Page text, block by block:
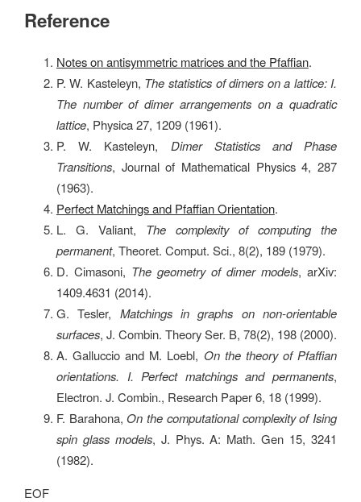
Reference
Notes on antisymmetric matrices and the Pfaffian.
P. W. Kasteleyn, The statistics of dimers on a lattice: I.
The number of dimer arrangements on a quadratic
lattice, Physica 27, 1209 (1961).
P. W. Kasteleyn, Dimer Statistics and Phase
Transitions, Journal of Mathematical Physics 4, 287
(1963).
Perfect Matchings and Pfaffian Orientation.
L. G. Valiant, The complexity of computing the
permanent, Theoret. Comput. Sci., 8(2), 189 (1979).
D. Cimasoni, The geometry of dimer models, arXiv:
1409.4631 (2014).
G. Tesler, Matchings in graphs on non-orientable
surfaces, J. Combin. Theory Ser. B, 78(2), 198 (2000).
A. Galluccio and M. Loebl, On the theory of Pfaffian
orientations. I. Perfect matchings and permanents,
Electron. J. Combin., Research Paper 6, 18 (1999).
F. Barahona, On the computational complexity of Ising
spin glass models, J. Phys. A: Math. Gen 15, 3241
(1982).
EOF